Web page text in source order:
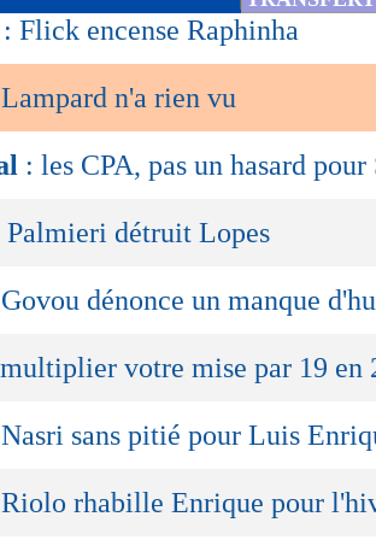
: Flick encense Raphinha
n'a rien vu
: les CPA, pas un hasard pour
Palmieri détruit Lopes
dénonce un manque
votre mise par 19 en
sans pitié pour Luis
rhabille Enrique pour